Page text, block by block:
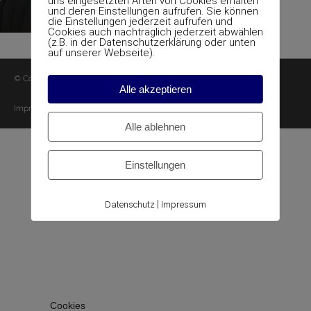
© Copyright ATR Abbruch Transport Recycling GmbH
Impressum
Cookies
und deren Einstellungen aufrufen. Sie können
die Einstellungen jederzeit aufrufen und
Cookies auch nachträglich jederzeit abwählen
(z.B. in der Datenschutzerklärung oder unten
auf unserer Webseite).
Alle akzeptieren
Alle ablehnen
Einstellungen
Datenschutz Impressum